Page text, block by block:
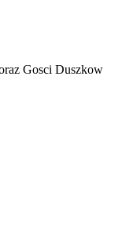
Gosci Duszkow